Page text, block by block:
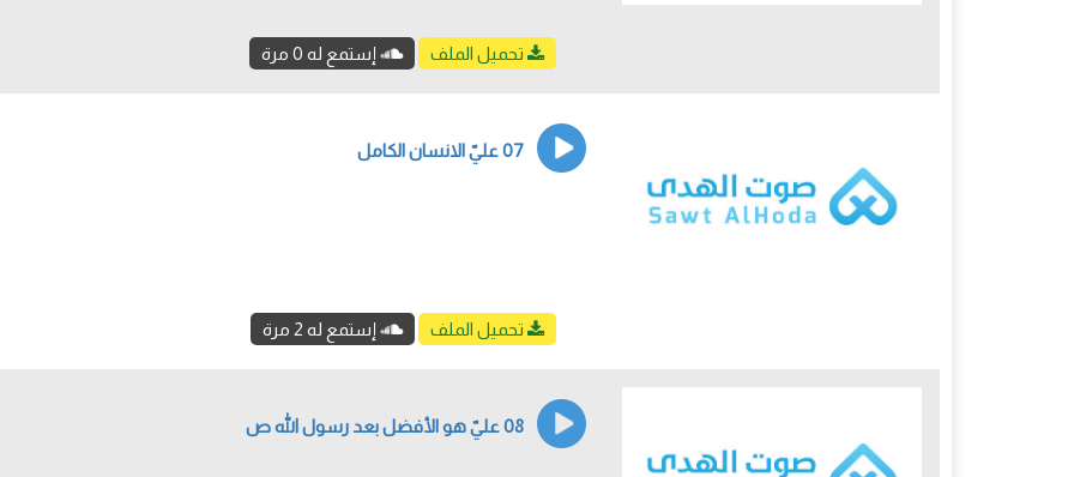
تحميل الملف إستمع له 0 مرة
07 عليّ الانسان الكامل
تحميل الملف إستمع له 2 مرة
08 عليّ هو الأفضل بعد رسول الله ص